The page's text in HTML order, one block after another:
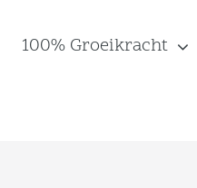
100% Groeikracht